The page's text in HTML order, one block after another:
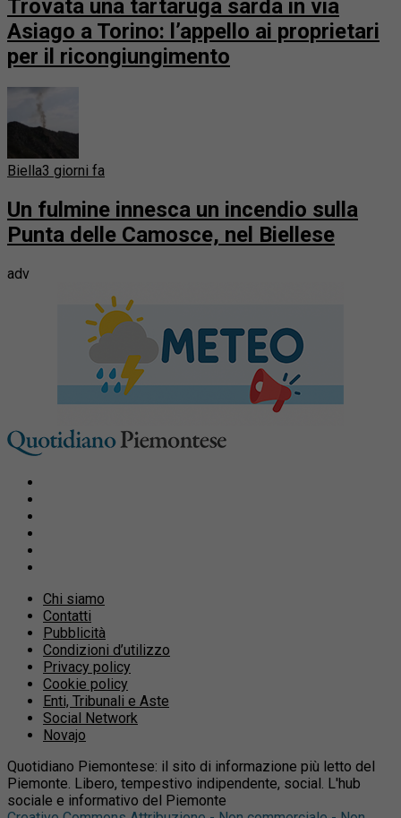
Trovata una tartaruga sarda in via
Asiago a Torino: l’appello ai proprietari
per il ricongiungimento
Biella3 giorni fa
Un fulmine innesca un incendio sulla
Punta delle Camosce, nel Biellese
adv
Chi siamo
Contatti
Pubblicità
Condizioni d’utilizzo
Privacy policy
Cookie policy
Enti, Tribunali e Aste
Social Network
Novajo
Quotidiano Piemontese: il sito di informazione più letto del
Piemonte. Libero, tempestivo indipendente, social. L'hub
sociale e informativo del Piemonte